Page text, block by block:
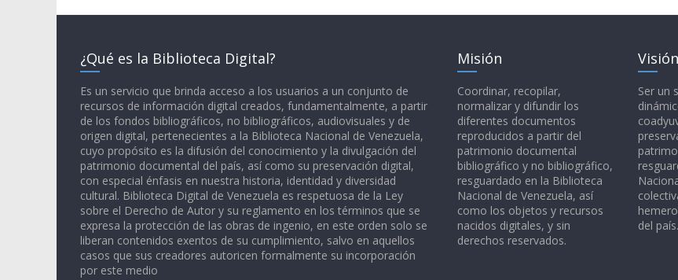
¿Qué es la Biblioteca Digital?
Es un servicio que brinda acceso a los usuarios a un conjunto de
recursos de información digital creados, fundamentalmente, a partir
de los fondos bibliográficos, no bibliográficos, audiovisuales y de
origen digital, pertenecientes a la Biblioteca Nacional de Venezuela,
cuyo propósito es la difusión del conocimiento y la divulgación del
patrimonio documental del país, así como su preservación digital,
con especial énfasis en nuestra historia, identidad y diversidad
cultural. Biblioteca Digital de Venezuela es respetuosa de la Ley
sobre el Derecho de Autor y su reglamento en los términos que se
expresa la protección de las obras de ingenio, en este orden solo se
liberan contenidos exentos de su cumplimiento, salvo en aquellos
casos que sus creadores autoricen formalmente su incorporación
por este medio
Misión
Coordinar, recopilar,
normalizar y difundir los
diferentes documentos
reproducidos a partir del
patrimonio documental
bibliográfico y no bibliográfico,
resguardado en la Biblioteca
Nacional de Venezuela, así
como los objetos y recursos
nacidos digitales, y sin
derechos reservados.
Visión
Ser un
del país.